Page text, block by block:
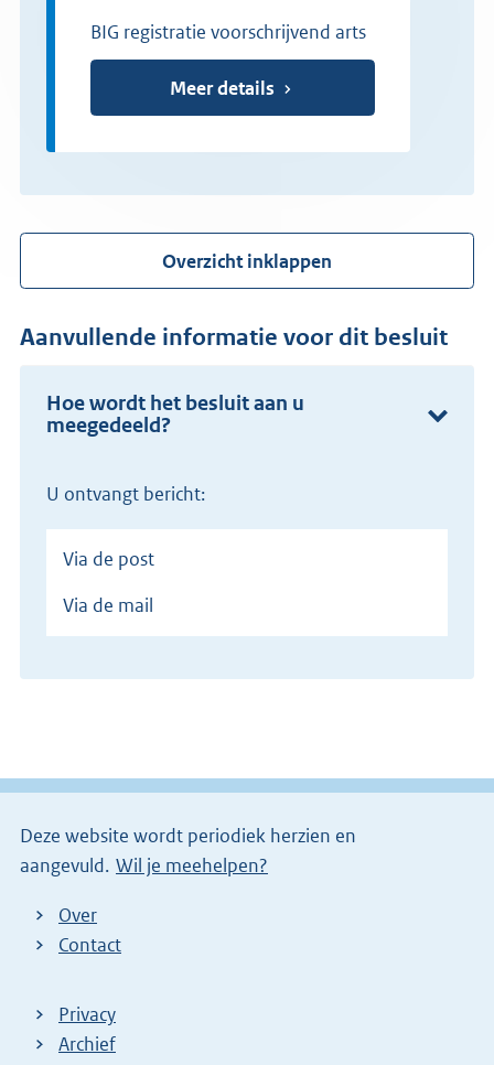
BIG registratie voorschrijvend arts
Meer details
Overzicht inklappen
Aanvullende informatie voor dit besluit
Hoe wordt het besluit aan u
meegedeeld?
U ontvangt bericht:
Via de post
Via de mail
Deze website wordt periodiek herzien en
aangevuld. Wil je meehelpen?
Over
Contact
Privacy
Archief